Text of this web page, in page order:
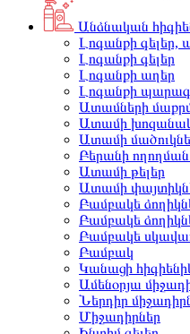
Անձնական
Լոգանքի գելեր,
Լոգանքի գելեր
Լոգանքի աղեր
Լոգանքի
Ատամների
Ատամի
Ատամի
Բերանի ողողման
Ատամի թելեր
Ատամի
Բամբակե
Բամբակե
Բամբակե
Բամբակ
Կանացի
Ամենօրյա
Ներդիր
Միջադիրներ